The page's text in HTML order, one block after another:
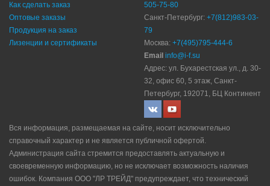
Как сделать заказ
Оптовые заказы
Продукция на заказ
Лизенции и сертификаты
505-75-80
Санкт-Петербург: +7(812)983-03-
79
Москва: +7(495)795-444-6
Email info@i-f.su
Адрес: ул. Бухарестская ул., д. 30-
32, офис 60, 5 этаж, Санкт-
Петербург, 192071, БЦ Континент
Вся информация, размещаемая на сайте, носит исключительно
справочный характер и не является публичной офертой.
Администрация сайта стремится предоставлять актуальную и
своевременную информацию, но не исключает возможность наличия
ошибок. Компания ООО "ЛР ТРЕЙД" прeдупрeждaeт, что технический